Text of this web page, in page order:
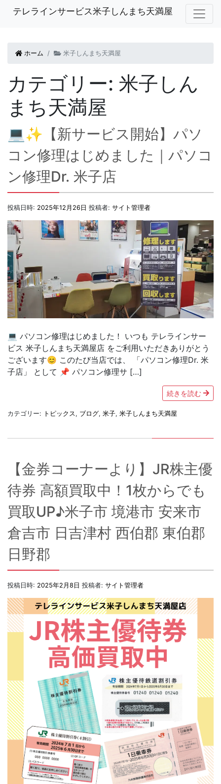
テレラインサービス米子しんまち天満屋
ホーム 米子しんまち天満屋
カテゴリー: 米子しん
まち天満屋
💻✨【新サービス開始】パソ
コン修理はじめました｜パソコ
ン修理Dr. 米子店
投稿日時: 2025年12月26日 投稿者: サイト管理者
💻 パソコン修理はじめました！ いつも テレラインサー
ビス 米子しんまち天満屋店 をご利用いただきありがとう
ございます😊 このたび当店では、 「パソコン修理Dr. 米
子店」 として 📌 パソコン修理サ […]
続きを読む
カテゴリー: トピックス , ブログ, 米子, 米子しんまち天満屋
【金券コーナーより】JR株主優
待券 高額買取中！1枚からでも
買取UP♪米子市 境港市 安来市
倉吉市 日吉津村 西伯郡 東伯郡
日野郡
投稿日時: 2025年2月8日 投稿者: サイト管理者